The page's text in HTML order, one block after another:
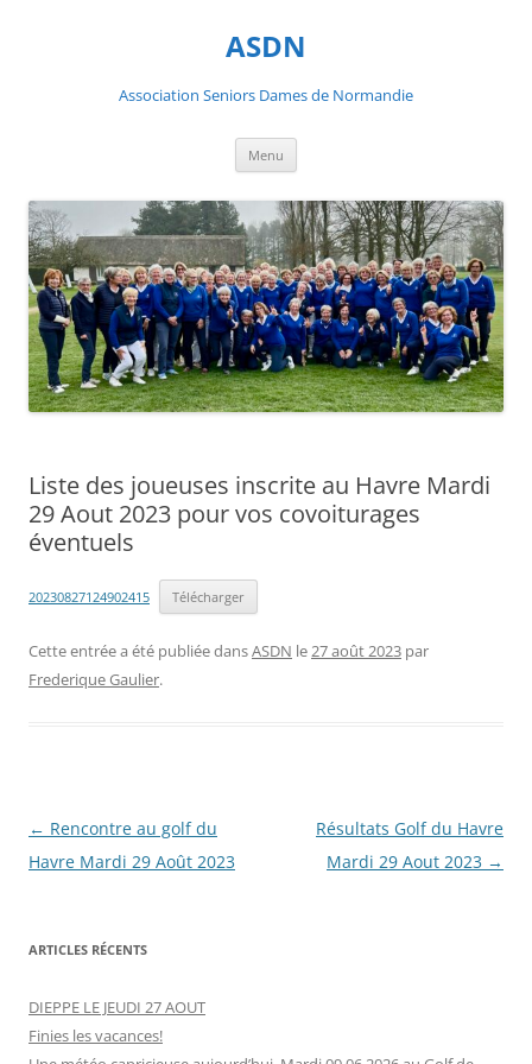
ASDN
Association Seniors Dames de Normandie
Menu
Liste des joueuses inscrite au Havre Mardi
29 Aout 2023 pour vos covoiturages
éventuels
20230827124902415 Télécharger
Cette entrée a été publiée dansASDN le 27 août 2023 par
Frederique Gaulier.
Navigation
des
← Rencontre au golf du
Havre Mardi 29 Août 2023
Résultats Golf du Havre
Mardi 29 Aout 2023 →
ARTICLES RÉCENTS
DIEPPE LE JEUDI 27 AOUT
Finies les vacances!